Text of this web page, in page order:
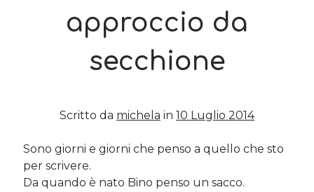
Content marketing (4)
(20)
Startup(10)
Tecnologia(13)
Web marketing (19)
approccio da
secchione
Scritto da michela in 10 Luglio 2014
Sono giorni e giorni che penso a quello che sto
per scrivere.
Da quando è nato Bino penso un sacco.